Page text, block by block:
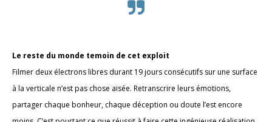
Le reste du monde temoin de cet exploit
Filmer deux électrons libres durant 19 jours consécutifs sur une surface
à la verticale n’est pas chose aisée. Retranscrire leurs émotions,
partager chaque bonheur, chaque déception ou doute l’est encore